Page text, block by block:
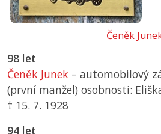
Čeněk
98 let
Čeněk Junek – automobilový
(první manžel) osobnosti:
† 15. 7. 1928
94 let